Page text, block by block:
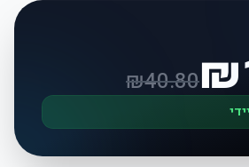
₪
₪40.80